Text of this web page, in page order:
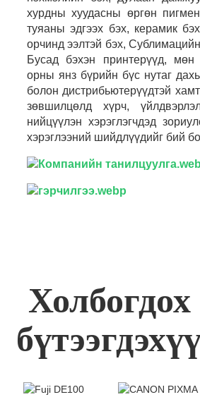
хурдны хуудасны өргөн
туяаны эдгээх бэх, керамик
орчинд ээлтэй бэх,
Бусад бэхэн принтерүүд, мөн
орны янз бүрийн бүс нутаг
болон дистрибьютерүүдтэй
зөвшилцөлд хүрч,
нийцүүлэн хэрэглэгчдэд
хэрэглээний шийдлүүдийг бий
Холбогдох